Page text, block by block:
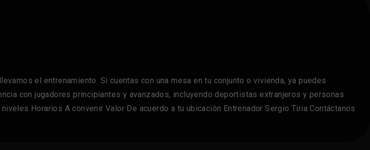
el entrenamiento. Si cuentas con una mesa en tu conjunto o vivienda, ya puedes
con jugadores principiantes y avanzados, incluyendo deportistas extranjeros y personas
Horarios A convenir Valor De acuerdo a tu ubicación Entrenador Sergio Tiria Contáctanos